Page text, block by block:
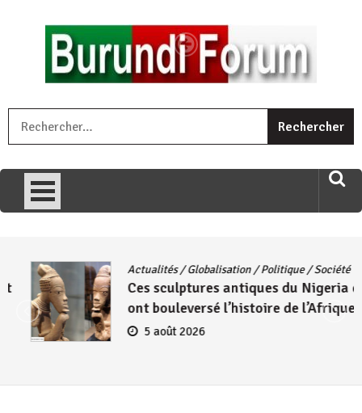
umariye umuryango wawe canke igihugu cakwibarutse .Wewe
uri ngaha ndagusigiye iki kibazo : Uriko ukora iki kugira ngo
Actualités/Globalisation/Politique/Société
Ces sculptures antiques du Nigeria qui
ont bouleversé l’histoire de l’Afrique
5 août 2026